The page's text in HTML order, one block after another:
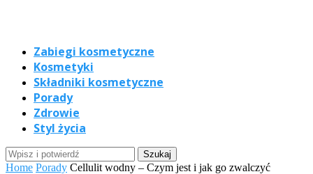
Zabiegi kosmetyczne
Kosmetyki
Składniki kosmetyczne
Porady
Zdrowie
Styl życia
Home Porady Cellulit wodny – Czym jest i jak go zwalczyć